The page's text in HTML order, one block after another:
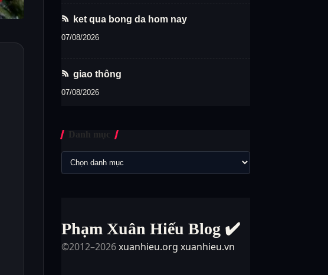
ket qua bong da hom nay
07/08/2026
giao thông
07/08/2026
Danh mục
Phạm Xuân Hiếu Blog ✔️
©2012–2026xuanhieu.org xuanhieu.vn